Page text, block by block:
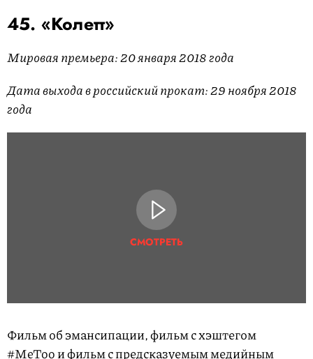
45. «Колетт»
Мировая премьера: 20 января 2018 года
Дата выхода в российский прокат: 29 ноября 2018
года
СМОТРЕТЬ
Фильм об эмансипации, фильм с хэштегом
#MeToo и фильм с предсказуемым медийным